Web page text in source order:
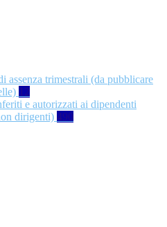
assenza trimestrali (da pubblicare
12
e autorizzati ai dipendenti
dirigenti) 490